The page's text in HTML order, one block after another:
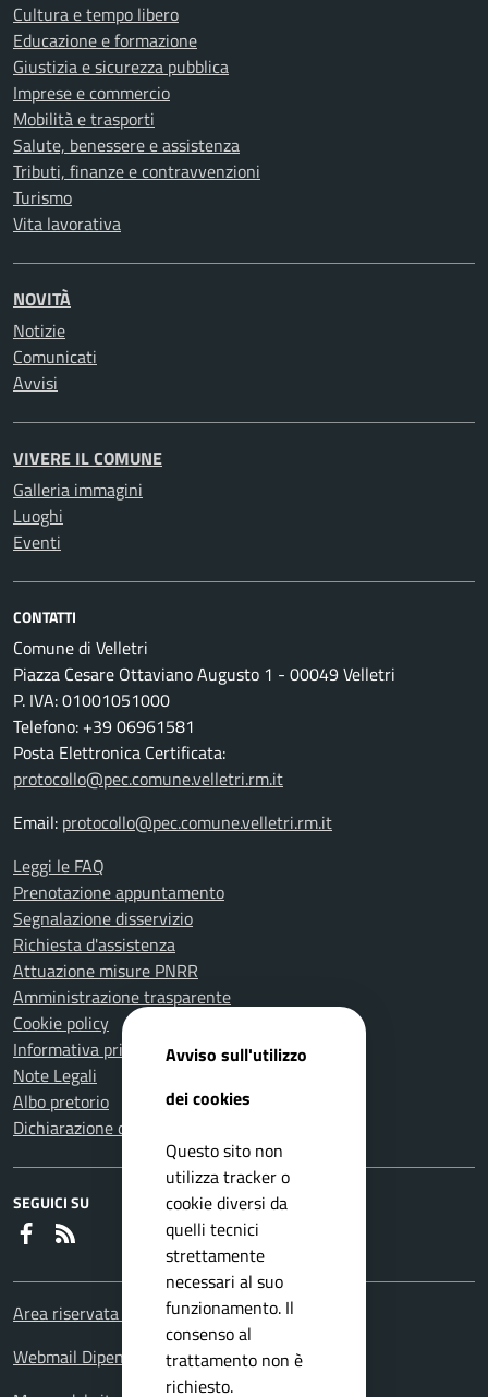
Cultura e tempo libero
Educazione e formazione
Giustizia e sicurezza pubblica
Imprese e commercio
Mobilità e trasporti
Salute, benessere e assistenza
Tributi, finanze e contravvenzioni
Turismo
Vita lavorativa
NOVITÀ
Notizie
Comunicati
Avvisi
VIVERE IL COMUNE
Galleria immagini
Luoghi
Eventi
CONTATTI
Comune di Velletri
Piazza Cesare Ottaviano Augusto 1 - 00049 Velletri
P. IVA: 01001051000
Telefono: +39 06961581
Posta Elettronica Certificata:
protocollo@pec.comune.velletri.rm.it
Email: protocollo@pec.comune.velletri.rm.it
Leggi le FAQ
Prenotazione appuntamento
Segnalazione disservizio
Richiesta d'assistenza
Attuazione misure PNRR
Amministrazione trasparente
Cookie policy
Informativa privacy
Note Legali
Albo pretorio
Dichiarazione di accessibilità
SEGUICI SU
Faceboook
Area riservata Dipendenti
Webmail Dipendenti
Avviso sull'utilizzo
dei cookies
Questo sito non
utilizza tracker o
cookie diversi da
quelli tecnici
strettamente
necessari al suo
funzionamento. Il
consenso al
trattamento non è
richiesto.